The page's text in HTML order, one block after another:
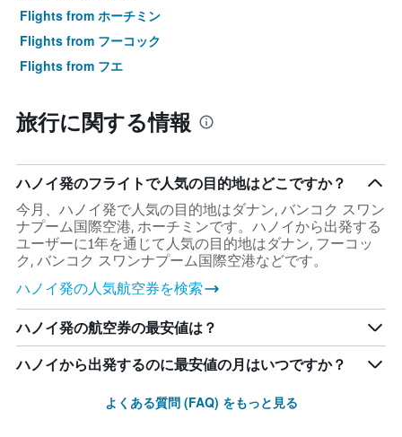
Flights from ホーチミン
Flights from フーコック
Flights from フエ
旅行に関する情報
ハノイ発のフライトで人気の目的地はどこですか？
今月、ハノイ発で人気の目的地はダナン, バンコク スワン
ナプーム国際空港, ホーチミンです。ハノイから出発する
ユーザーに1年を通じて人気の目的地はダナン, フーコッ
ク, バンコク スワンナプーム国際空港​などです。
​ハノイ発の人気航空券を検索
ハノイ発の航空券の最安値は？
ハノイ​から出発するのに最安値の月はいつですか？
よくある質問 (FAQ) をもっと見る